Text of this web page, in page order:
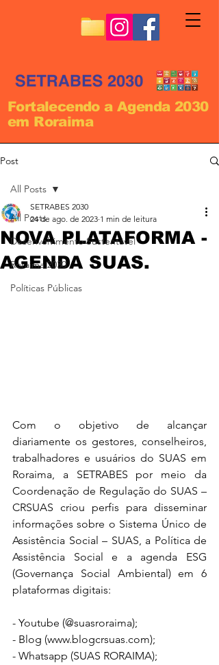
Fortalecendo a Agenda 2030
em Roraima
Post
All Posts
Desenvolvimento Sustentável
Roraima 2030
Políticas Públicas
All Posts
NOVA PLATAFORMA -
AGENDA SUAS.
SETRABES 2030
24 de ago. de 2023 1 min de leitura
Com o objetivo de alcançar
diariamente os gestores, conselheiros,
trabalhadores e usuários do SUAS em
Roraima, a SETRABES por meio da
Coordenação de Regulação do SUAS –
CRSUAS criou perfis para disseminar
informações sobre o Sistema Único de
Assistência Social – SUAS, a Política de
Assistência Social e a agenda ESG
(Governança Social Ambiental) em 6
plataformas digitais:
- Youtube (@suasroraima);
- Blog (www.blogcrsuas.com);
- Whatsapp (SUAS RORAIMA);